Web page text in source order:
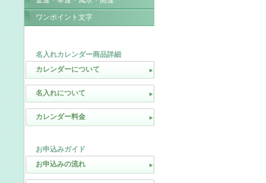
ワンポイント文字
名入れカレンダー商品詳細
カレンダーについて
名入れについて
カレンダー料金
お申込みガイド
お申込みの流れ